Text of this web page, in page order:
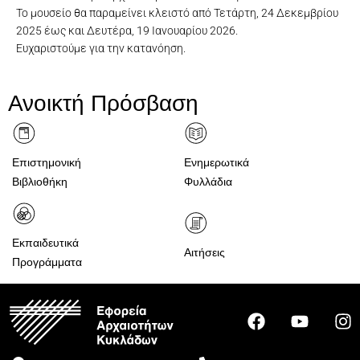
Το μουσείο θα παραμείνει κλειστό από Τετάρτη, 24 Δεκεμβρίου
2025 έως και Δευτέρα, 19 Ιανουαρίου 2026.
Ευχαριστούμε για την κατανόηση.
Ανοικτή Πρόσβαση
Επιστημονική
Βιβλιοθήκη
Ενημερωτικά
Φυλλάδια
Εκπαιδευτικά
Προγράμματα
Αιτήσεις